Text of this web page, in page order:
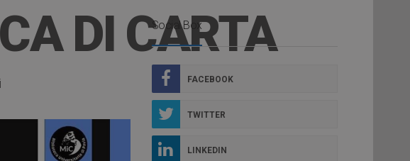
DI CARTA
Social Box
FACEBOOK
TWITTER
LINKEDIN